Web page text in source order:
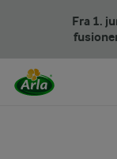
Fra 1.